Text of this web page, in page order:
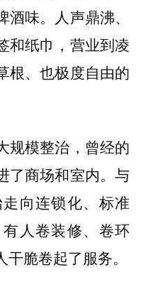
味。人声鼎沸、
和纸巾，营业到凌
根、也极度自由的
规模整治，曾经的
了商场和室内。与
向连锁化、标准
人卷装修、卷环
脆卷起了服务。